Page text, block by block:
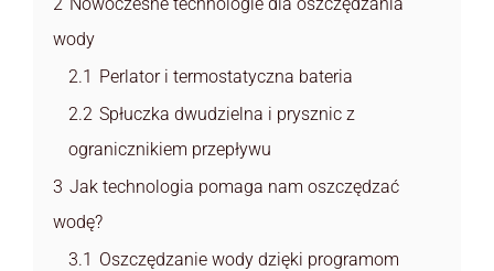
wody
2.1 Perlator i termostatyczna bateria
2.2 Spłuczka dwudzielna i prysznic z
ogranicznikiem przepływu
3 Jak technologia pomaga nam oszczędzać
wodę?
3.1 Oszczędzanie wody dzięki programom